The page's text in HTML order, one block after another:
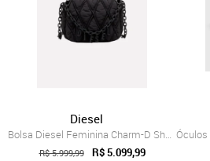
Diesel
Bolsa Diesel Feminina Charm-D Shoulder S Preta
R$ 5.999,99 R$ 5.099,99